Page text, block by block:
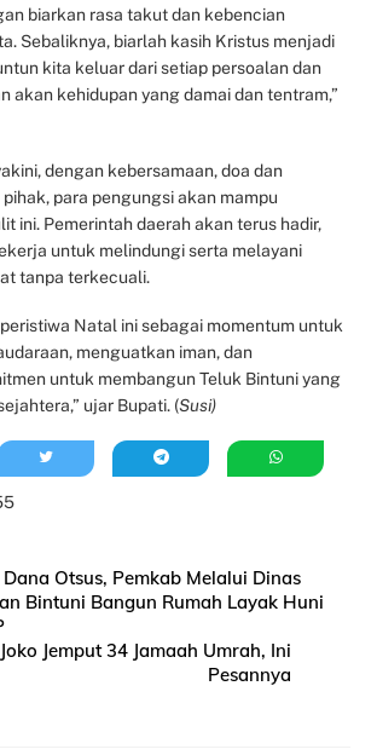
biarkan rasa takut dan kebencian
Sebaliknya, biarlah kasih Kristus menjadi
kita keluar dari setiap persoalan dan
akan kehidupan yang damai dan tentram,”
dengan kebersamaan, doa dan
para pengungsi akan mampu
ini. Pemerintah daerah akan terus hadir,
untuk melindungi serta melayani
tanpa terkecuali.
Natal ini sebagai momentum untuk
menguatkan iman, dan
untuk membangun Teluk Bintuni yang
ujar Bupati. (Susi)
Otsus, Pemkab Melalui Dinas
Bintuni Bangun Rumah Layak Huni
Jemput 34 Jamaah Umrah, Ini
Pesannya